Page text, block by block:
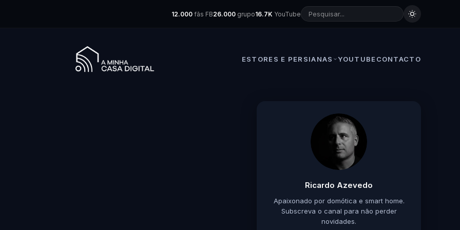
12.000 fãs FB26.000 grupo16.7K YouTube
ESTORES E PERSIANAS YOUTUBE CONTACTO
Ricardo Azevedo
Apaixonado por domótica e smart home.
Subscreva o canal para não perder
novidades.